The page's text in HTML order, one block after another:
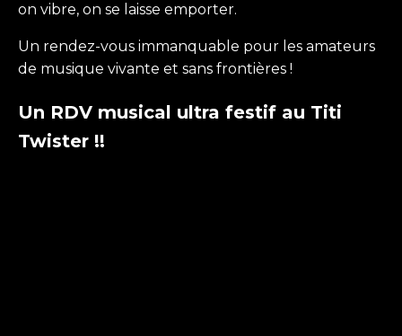
on vibre, on se laisse emporter.
Un rendez-vous immanquable pour les amateurs
de musique vivante et sans frontières !
Un RDV musical ultra festif au Titi
Twister !!